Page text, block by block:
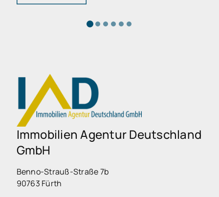
Immobilien Agentur Deutschland
GmbH
Benno-Strauß-Straße 7b
90763 Fürth